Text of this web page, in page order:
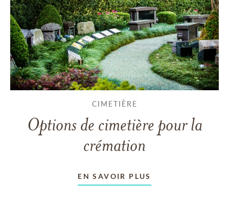
CIMETIÈRE
Options de cimetière pour la
crémation
EN SAVOIR PLUS